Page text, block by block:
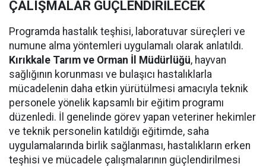
ÇALIŞMALAR GÜÇLENDİRİLECEK
Programda hastalık teşhisi, laboratuvar süreçleri ve
numune alma yöntemleri uygulamalı olarak anlatıldı.
Kırıkkale Tarım ve Orman İl Müdürlüğü, hayvan
sağlığının korunması ve bulaşıcı hastalıklarla
mücadelenin daha etkin yürütülmesi amacıyla teknik
personele yönelik kapsamlı bir eğitim programı
düzenledi. İl genelinde görev yapan veteriner hekimler
ve teknik personelin katıldığı eğitimde, saha
uygulamalarında birlik sağlanması, hastalıkların erken
teşhisi ve mücadele çalışmalarının güçlendirilmesi